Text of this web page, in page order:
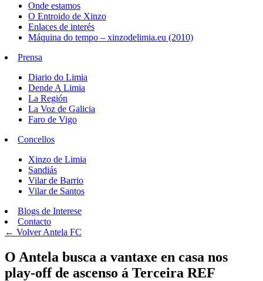
Onde estamos
O Entroido de Xinzo
Enlaces de interés
Máquina do tempo – xinzodelimia.eu (2010)
Prensa
Diario do Limia
Dende A Limia
La Región
La Voz de Galicia
Faro de Vigo
Concellos
Xinzo de Limia
Sandiás
Vilar de Barrio
Vilar de Santos
Blogs de Interese
Contacto
← VolverAntela FC
O Antela busca a vantaxe en casa nos
play-off de ascenso á Terceira REF